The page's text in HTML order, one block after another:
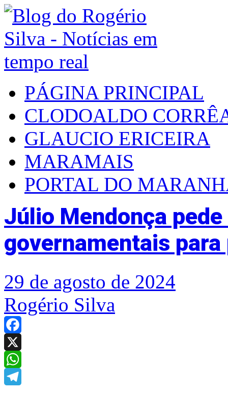
PÁGINA PRINCIPAL
CLODOALDO
GLAUCIO ERICEIRA
MARAMAIS
PORTAL DO
Júlio Mendonça
governamentais
29 de agosto de 2024
Rogério Silva
Facebook
X
WhatsApp